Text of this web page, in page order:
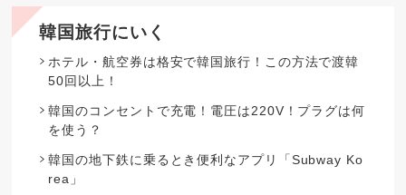
韓国旅行にいく
ホテル・航空券は格安で韓国旅行！この方法で渡韓
50回以上！
韓国のコンセントで充電！電圧は220V！プラグは何
を使う？
韓国の地下鉄に乗るとき便利なアプリ「Subway Ko
rea」